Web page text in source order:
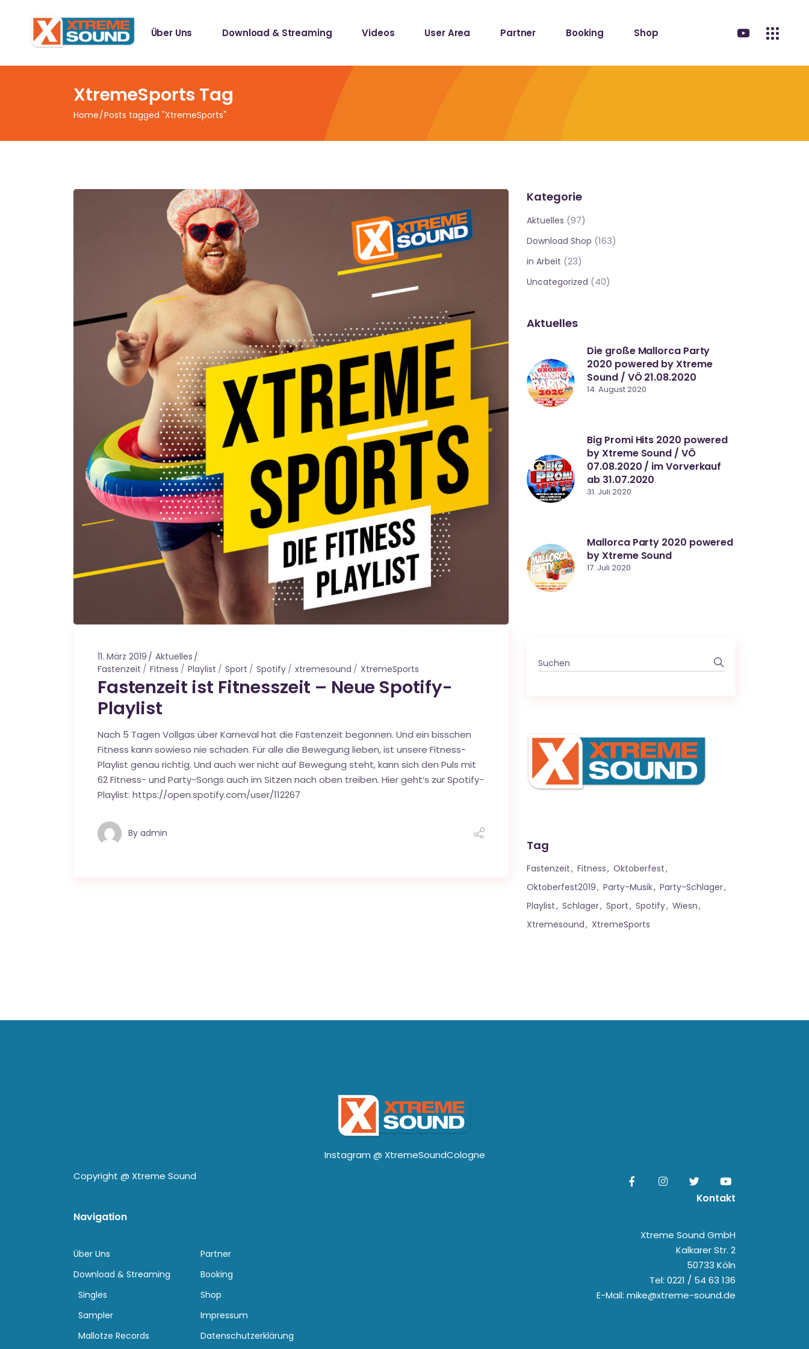
Über Uns Download & Streaming
Sampler
Mallotze Records
Videos User Area Partner Booking Shop
Sampler
XtremeSports Tag
Home Posts tagged "XtremeSports"
11. März 2019
Aktuelles
Fastenzeit
Fitness Playlist Sport Spotify xtremesound XtremeSports
Fastenzeit ist Fitnesszeit – Neue Spotify-
Playlist
Nach 5 Tagen Vollgas über Karneval hat die Fastenzeit begonnen. Und ein bisschen
Fitness kann sowieso nie schaden. Für alle die Bewegung lieben, ist unsere Fitness-
Playlist genau richtig. Und auch wer nicht auf Bewegung steht, kann sich den Puls mit
62 Fitness- und Party-Songs auch im Sitzen nach oben treiben. Hier geht’s zur Spotify-
Playlist: https://open.spotify.com/user/112267
By admin
Kategorie
Aktuelles (97)
Download Shop (163)
in Arbeit (23)
Uncategorized (40)
Aktuelles
Die große Mallorca Party
2020 powered by Xtreme
Sound / VÖ 21.08.2020
14. August 2020
Big Promi Hits 2020 powered
by Xtreme Sound / VÖ
07.08.2020 / im Vorverkauf
ab 31.07.2020
31. Juli 2020
Mallorca Party 2020 powered
by Xtreme Sound
17. Juli 2020
Search
for:
Tag
Fastenzeit Fitness
Oktoberfest
Oktoberfest2019
Party-Musik
Party-Schlager
Playlist
Schlager Sport Spotify
Wiesn
Xtremesound
XtremeSports
Instagram @ XtremeSoundCologne
Copyright @ Xtreme Sound
Navigation
Über Uns
Download & Streaming
Singles
Sampler
Mallotze Records
Partner
Booking
Shop
Impressum
Datenschutzerklärung
Kontakt
Xtreme Sound GmbH
Kalkarer Str. 2
50733 Köln
Tel: 0221 / 54 63 136
E-Mail: mike@xtreme-sound.de